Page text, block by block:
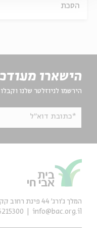
הסכת
הישארו
הירשמו לניוזלטר שלנו
*כתובת דוא"ל
המלך ג'ורג' 44 פינת רחוב קק״ל, ירושלים
info@bac.org.il